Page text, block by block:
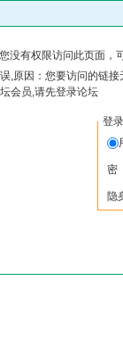
没有权限访问此页面，
,原因：您要访问的链
会员,请先登录论坛
登录
密
隐